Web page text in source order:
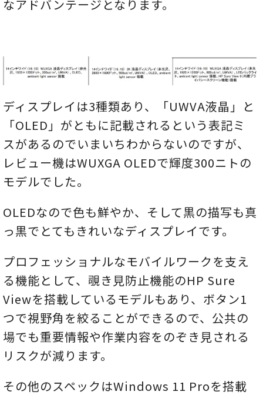
なアドバンテージとなります。
ディスプレイは3種類あり、「UWVA液晶」と
「OLED」がともに記載されるという表記ミ
スがあるのでいまいちわからないのですが、
レビュー機はWUXGA OLEDで輝度300ニトの
モデルでした。
OLEDなので色も鮮やか、そして黒の描写も真
っ黒でとてもきれいなディスプレイです。
プロフェッショナルなモバイルワークを支え
る機能として、覗き見防止機能のHP Sure
Viewを搭載しているモデルもあり、ボタン1
つで視野角を絞ることができるので、公共の
場でも重要情報や作業内容をのぞき見される
リスクが減ります。
その他のスペックはWindows 11 Proを搭載